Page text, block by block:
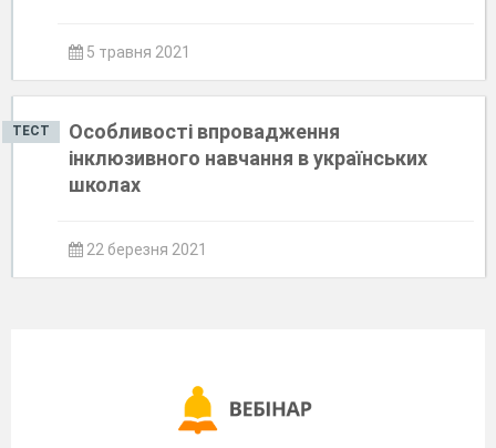
5 травня 2021
ТЕСТ
Особливості впровадження
інклюзивного навчання в українських
школах
22 березня 2021